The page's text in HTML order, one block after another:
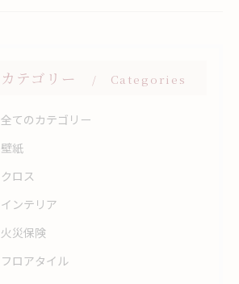
カテゴリー Categories
全てのカテゴリー
壁紙
クロス
インテリア
火災保険
フロアタイル